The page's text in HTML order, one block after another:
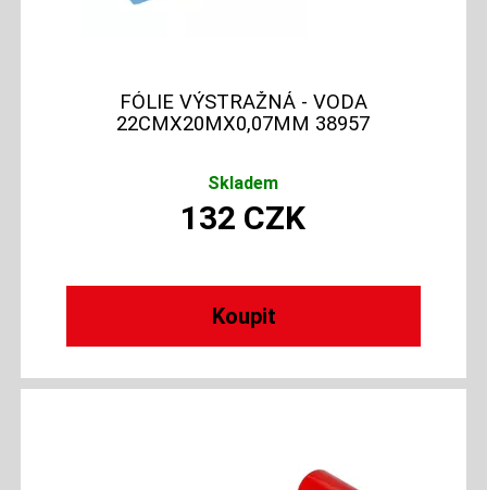
FÓLIE VÝSTRAŽNÁ - VODA
22CMX20MX0,07MM 38957
Skladem
132 CZK